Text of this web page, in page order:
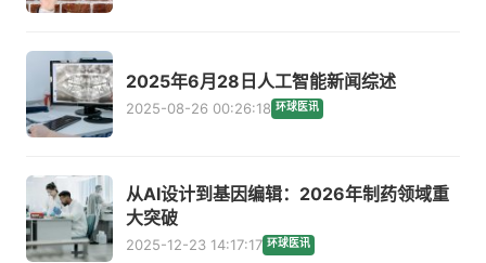
2025年6月28日人工智能新闻综述
2025-08-26 00:26:18 环球医讯
从AI设计到基因编辑：2026年制药领域重
大突破
2025-12-23 14:17:17 环球医讯